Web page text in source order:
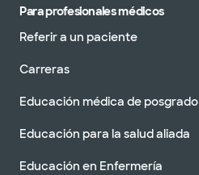
Para profesionales médicos
Referir a un paciente
Carreras
Educación médica de posgrado
Educación para la salud aliada
Educación en Enfermería